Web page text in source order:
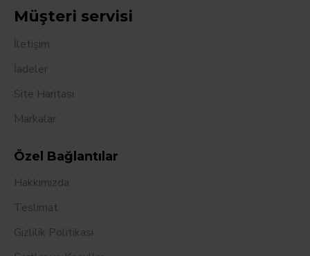
Müşteri servisi
İletişim
İadeler
Site Haritası
Markalar
Özel Bağlantılar
Hakkımızda
Teslimat
Gizlilik Politikası